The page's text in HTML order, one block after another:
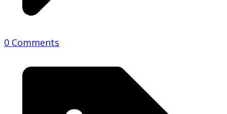
0 Comments